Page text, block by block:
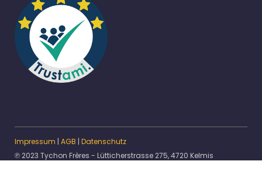
Impressum AGB Datenschutz
℗ 2023 Tychon Frères - Lütticherstrasse 275, 4720 Kelmis